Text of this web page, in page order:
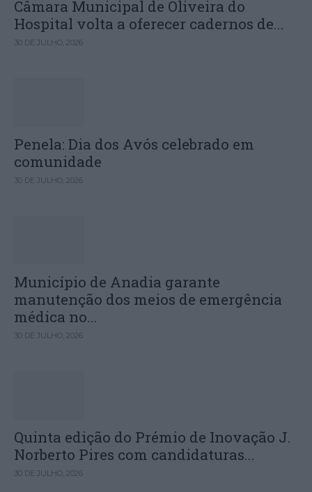
Câmara Municipal de Oliveira do
Hospital volta a oferecer cadernos de...
30 DE JULHO, 2026
Penela: Dia dos Avós celebrado em
comunidade
30 DE JULHO, 2026
Município de Anadia garante
manutenção dos meios de emergência
médica no...
30 DE JULHO, 2026
Quinta edição do Prémio de Inovação J.
Norberto Pires com candidaturas...
30 DE JULHO, 2026